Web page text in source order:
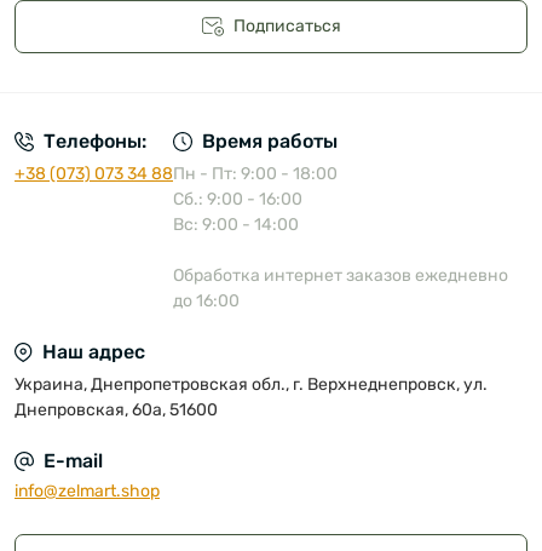
Подписаться
Телефоны:
+38 (073) 073 34 88
Время работы
Пн - Пт: 9:00 - 18:00
Сб.: 9:00 - 16:00
Вс: 9:00 - 14:00
Обработка интернет заказов ежедневно
до 16:00
Наш адрес
Украина, Днепропетровская обл., г. Верхнеднепровск, ул.
Днепровская, 60а, 51600
E-mail
info@zelmart.shop